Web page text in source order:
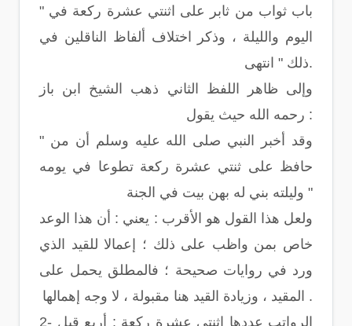
" باب ثواب من ثابر على اثنتي عشرة ركعة في
اليوم والليلة ، وذكر اختلاف ألفاظ الناقلين في
ذلك " انتهى.
وإلى ظاهر اللفظ الثاني ذهب الشيخ ابن باز
رحمه الله حيث يقول :
" وقد أخبر النبي صلى الله عليه وسلم أن من
حافظ على ثنتي عشرة ركعة تطوعا في يومه
وليلته بني له بهن بيت في الجنة "
ولعل هذا القول هو الأقرب : يعني : أن هذا الوعد
خاص بمن واظب على ذلك ؛ إعمالا للقيد الذي
ورد في روايات صحيحة ؛ فالمطلق يحمل على
المقيد ، وزيادة القيد هنا مقبولة ، لا وجه إهمالها .
2- الرواتب عددها اثنتي عشرة ركعة : أربع قبل